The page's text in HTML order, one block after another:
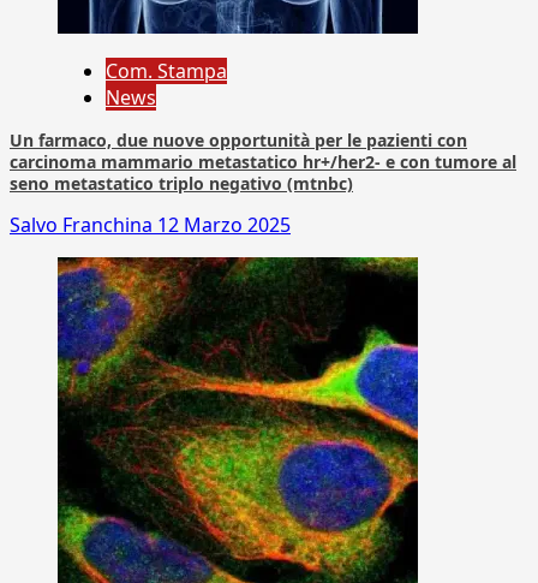
Com. Stampa
News
Un farmaco, due nuove opportunità per le pazienti con
carcinoma mammario metastatico hr+/her2- e con tumore al
seno metastatico triplo negativo (mtnbc)
Salvo Franchina 12 Marzo 2025